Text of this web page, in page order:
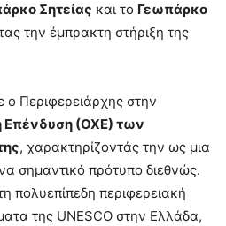
Σητείας και το Γεωπάρκο
την έμπρακτη στήριξη της
ο Περιφερειάρχης στην
(ΟΧΕ) των
, χαρακτηρίζοντάς την ως μια
σημαντικό πρότυπο διεθνώς.
πολυεπίπεδη περιφερειακή
της UNESCO στην Ελλάδα,